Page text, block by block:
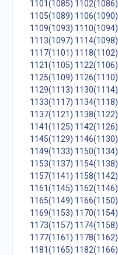
1101(1085) 1102(1086)
1105(1089) 1106(1090)
1109(1093) 1110(1094)
1113(1097) 1114(1098)
1117(1101) 1118(1102)
1121(1105) 1122(1106)
1125(1109) 1126(1110)
1129(1113) 1130(1114)
1133(1117) 1134(1118)
1137(1121) 1138(1122)
1141(1125) 1142(1126)
1145(1129) 1146(1130)
1149(1133) 1150(1134)
1153(1137) 1154(1138)
1157(1141) 1158(1142)
1161(1145) 1162(1146)
1165(1149) 1166(1150)
1169(1153) 1170(1154)
1173(1157) 1174(1158)
1177(1161) 1178(1162)
1181(1165) 1182(1166)